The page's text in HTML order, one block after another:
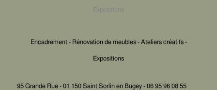
Expositions
Encadrement - Rénovation de meubles - Ateliers créatifs -
Expositions
95 Grande Rue - 01 150 Saint Sorlin en Bugey - 06 95 96 08 55